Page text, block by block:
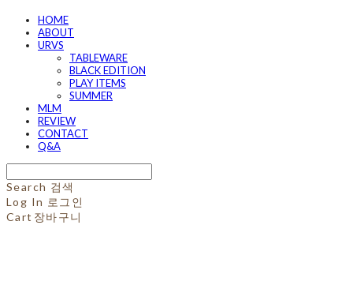
HOME
ABOUT
URVS
TABLEWARE
BLACK EDITION
PLAY ITEMS
SUMMER
MLM
REVIEW
CONTACT
Q&A
Search 검색
Log In 로그인
Cart 장바구니